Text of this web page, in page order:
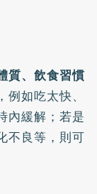
質、飲食習慣
如吃太快、
內緩解；若是
不良等，則可